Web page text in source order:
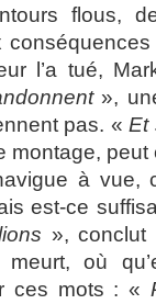
flous,
l’a tué,
»,
pas. «Et
montage,
à vue,
est-ce
», conclut
meurt, où
ces mots : «